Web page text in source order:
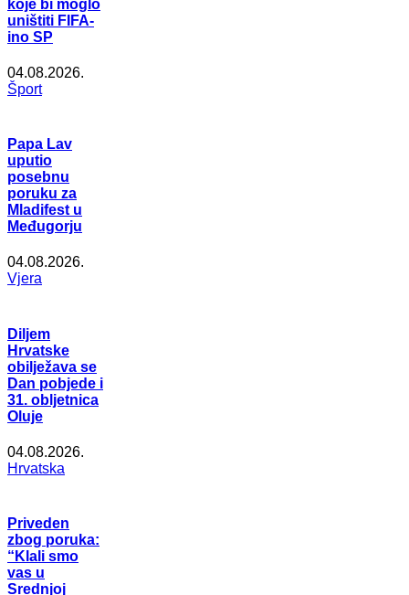
koje bi moglo
uništiti FIFA-
ino SP
04.08.2026.
Šport
Papa Lav
uputio
posebnu
poruku za
Mladifest u
Međugorju
04.08.2026.
Vjera
Diljem
Hrvatske
obilježava se
Dan pobjede i
31. obljetnica
Oluje
04.08.2026.
Hrvatska
Priveden
zbog poruka:
“Klali smo
vas u
Srednjoj